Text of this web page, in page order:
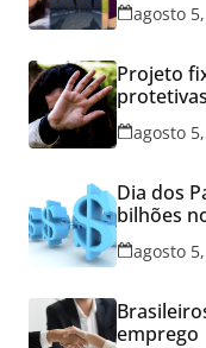
agosto
Projeto
protetivas
agosto
Dia dos
bilhões
agosto
emprego